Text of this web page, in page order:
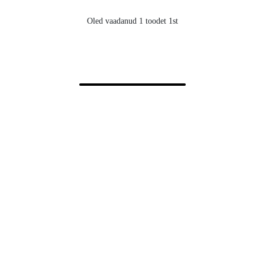
Oled vaadanud 1 toodet 1st